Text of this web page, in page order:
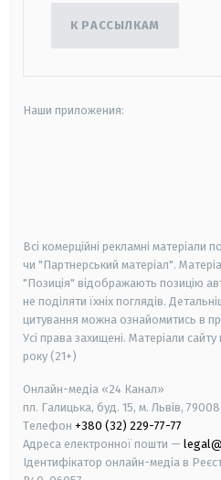
К РАССЫЛКАМ
Наши приложения:
Всі комерційні рекламні матеріали
чи "Партнерський матеріал".
"Позиція" відображають позицію
не поділяти їхніх поглядів.
цитування можна ознайомитись в
Усі права захищені. Матеріали сайту
року (21+)
Онлайн-медіа «24 Канал»
пл. Галицька, буд. 15, м. Львів, 79008
Телефон +380 (32) 229-77-77
Адреса електронної пошти —
Ідентифікатор онлайн-медіа в